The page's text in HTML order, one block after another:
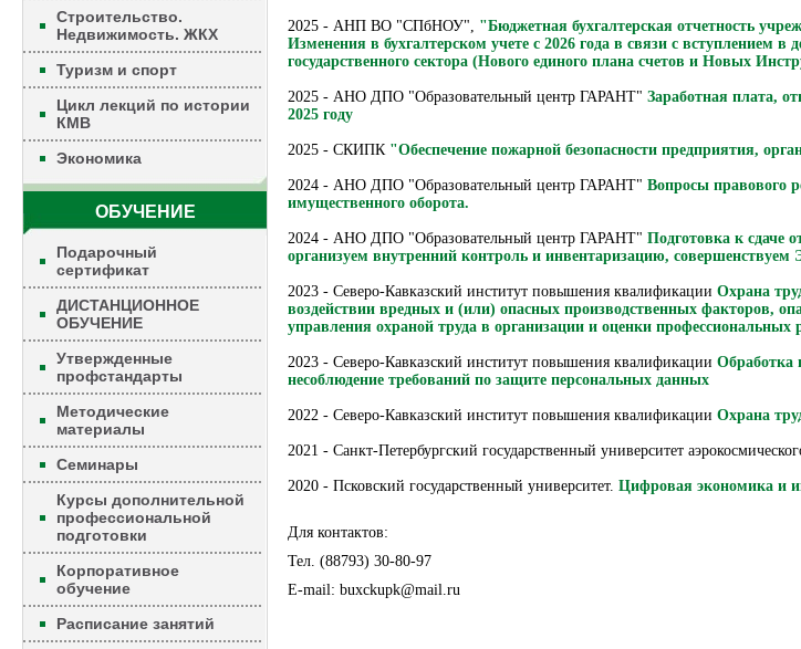
Строительство.
Недвижимость. ЖКХ
Туризм и спорт
Цикл лекций по истории
КМВ
Экономика
ОБУЧЕНИЕ
Подарочный
сертификат
ДИСТАНЦИОННОЕ
ОБУЧЕНИЕ
Утвержденные
профстандарты
Методические
материалы
Семинары
Курсы дополнительной
профессиональной
подготовки
Корпоративное
обучение
Расписание занятий
2025 - АНП ВО "СПбНОУ", "Бюджетная бухгалтерская отчетность
Изменения в бухгалтерском учете с 2026 года в связи с вступлением
государственного сектора (Нового единого плана счетов и Новых
2025 - АНО ДПО "Образовательный центр ГАРАНТ" Заработная плата,
2025 году
2025 - СКИПК "Обеспечение пожарной безопасности предприятия,
2024 - АНО ДПО "Образовательный центр ГАРАНТ" Вопросы правового
имущественного оборота.
2024 - АНО ДПО "Образовательный центр ГАРАНТ" Подготовка к сдаче
организуем внутренний контроль и инвентаризацию, совершенствуем
2023 - Северо-Кавказский институт повышения квалификации Охрана
воздействии вредных и (или) опасных производственных факторов,
управления охраной труда в организации и оценки
2023 - Северо-Кавказский институт повышения квалификации Обработка
несоблюдение требований по защите персональных данных
2022 - Северо-Кавказский институт повышения квалификации Охрана
2021 - Санкт-Петербургский государственный университет
2020 - Псковский государственный университет. Цифровая экономика и
Для контактов:
Тел. (88793) 30-80-97
E-mail: buxckupk@mail.ru